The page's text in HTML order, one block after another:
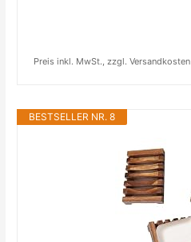
Preis inkl. MwSt., zzgl. Versandkosten
BESTSELLER NR. 8